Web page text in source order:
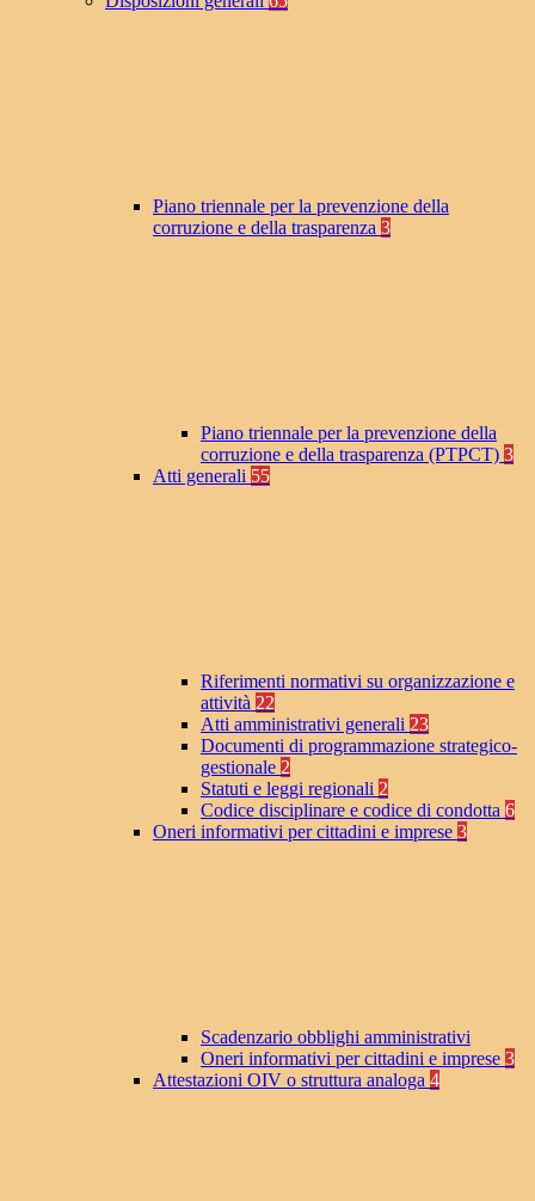
Piano triennale per la prevenzione della
corruzione e della trasparenza 3
Piano triennale per la prevenzione della
corruzione e della trasparenza (PTPCT) 3
Atti generali 55
Riferimenti normativi su organizzazione e
attività 22
Atti amministrativi generali 23
Documenti di programmazione strategico-
gestionale 2
Statuti e leggi regionali 2
Codice disciplinare e codice di condotta 6
Oneri informativi per cittadini e imprese 3
Scadenzario obblighi amministrativi
Oneri informativi per cittadini e imprese 3
Attestazioni OIV o struttura analoga 4